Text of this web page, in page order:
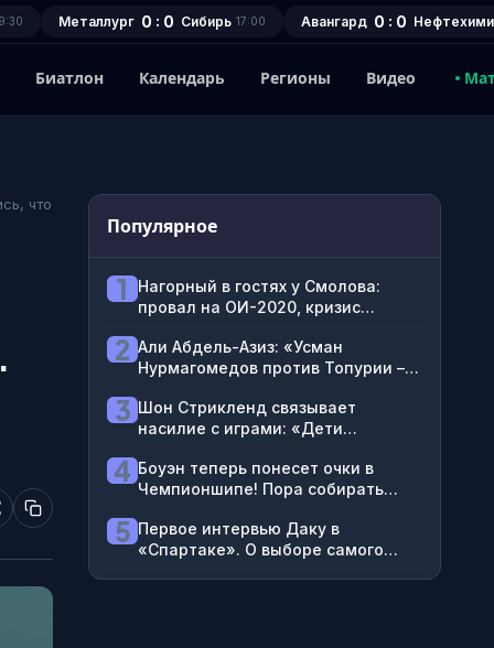
Металлург 0 : 0 Сибирь 17:00 Авангард 0 : 0
Биатлон Календарь Регионы Видео
что
Популярное
1
Нагорный в гостях у Смолова:
провал на ОИ-2020, кризис
футболистам
2 Али Абдель-Азиз: «Усман
Нурмагомедов против Топурии –
хай-киком в третьем раунде»
3 Шон Стрикленд связывает
насилие с играми: «Дети
проституток в GTA»
4 Боуэн теперь понесет очки в
Чемпионшипе! Пора собирать
5 Первое интервью Даку в
«Спартаке». О выборе самого